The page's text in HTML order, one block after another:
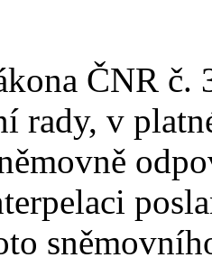
ČNR č.
rady, v